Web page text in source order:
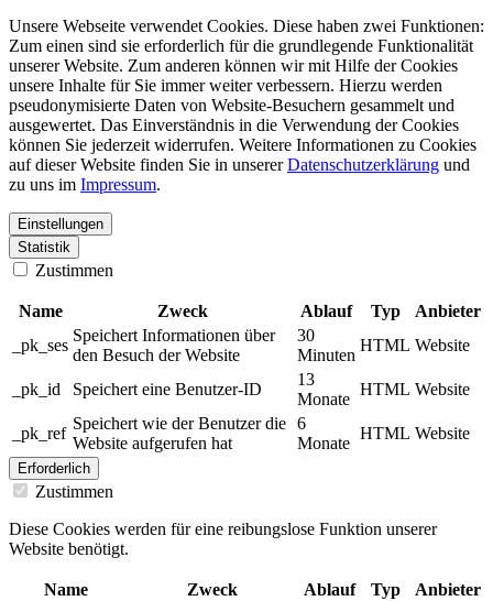
Unsere Webseite verwendet Cookies. Diese haben zwei Funktionen:
Zum einen sind sie erforderlich für die grundlegende Funktionalität
unserer Website. Zum anderen können wir mit Hilfe der Cookies
unsere Inhalte für Sie immer weiter verbessern. Hierzu werden
pseudonymisierte Daten von Website-Besuchern gesammelt und
ausgewertet. Das Einverständnis in die Verwendung der Cookies
können Sie jederzeit widerrufen. Weitere Informationen zu Cookies
auf dieser Website finden Sie in unsererDatenschutzerklärung und
zu uns im Impressum.
Einstellungen
Statistik
Zustimmen
Name Zweck Ablauf Typ
Anbieter
_pk_ses
Speichert Informationen über
den Besuch der Website
30
Minuten
HTML Website
_pk_id Speichert eine Benutzer-ID
13
Monate
HTML Website
_pk_ref
Speichert wie der Benutzer die
Website aufgerufen hat
6
Monate
HTML Website
Erforderlich
Zustimmen
Diese Cookies werden für eine reibungslose Funktion unserer
Website benötigt.
Name Zweck Ablauf Typ Anbieter